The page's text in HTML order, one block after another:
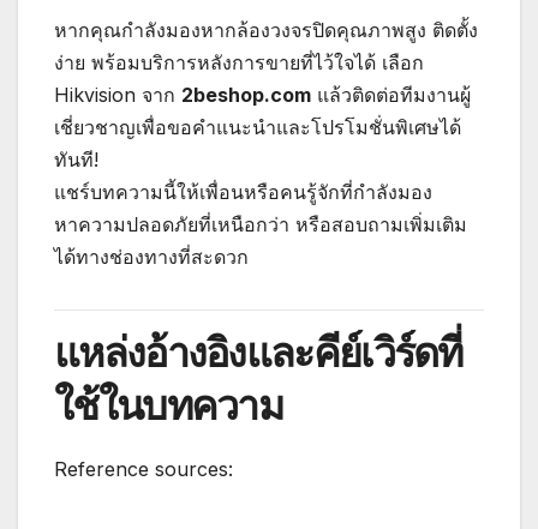
หากคุณกำลังมองหากล้องวงจรปิดคุณภาพสูง ติดตั้ง
ง่าย พร้อมบริการหลังการขายที่ไว้ใจได้ เลือก
Hikvision จาก 2beshop.com แล้วติดต่อทีมงานผู้
เชี่ยวชาญเพื่อขอคำแนะนำและโปรโมชั่นพิเศษได้
ทันที!
แชร์บทความนี้ให้เพื่อนหรือคนรู้จักที่กำลังมอง
หาความปลอดภัยที่เหนือกว่า หรือสอบถามเพิ่มเติม
ได้ทางช่องทางที่สะดวก
แหล่งอ้างอิงและคีย์เวิร์ดที่
ใช้ในบทความ
Reference sources: